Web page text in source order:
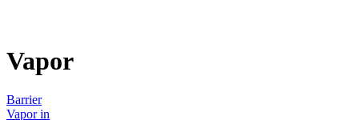
Vapor
Barrier
Vapor in